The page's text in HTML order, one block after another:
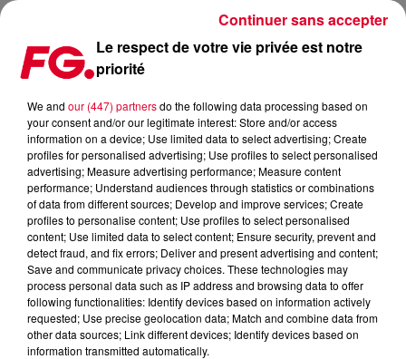
GWEN STEFANI : NOUVEAU CLIP AVEC PHARRELL WILLIAMS
Publié : 4 décembre 2014 à 9h13 par La rédaction
Le respect de votre vie privée est notre
priorité
We and our (447) partnersdo the following data processing based on
your consent and/or our legitimate interest: Store and/or access
information on a device; Use limited data to select advertising; Create
profiles for personalised advertising; Use profiles to select personalised
advertising; Measure advertising performance; Measure content
performance; Understand audiences through statistics or combinations
of data from different sources; Develop and improve services; Create
profiles to personalise content; Use profiles to select personalised
content; Use limited data to select content; Ensure security, prevent and
detect fraud, and fix errors; Deliver and present advertising and content;
Save and communicate privacy choices. These technologies may
process personal data such as IP address and browsing data to offer
following functionalities: Identify devices based on information actively
requested; Use precise geolocation data; Match and combine data from
other data sources; Link different devices; Identify devices based on
information transmitted automatically.
Continuer sans accepter